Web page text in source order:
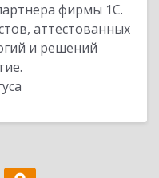
фирмы 1С.
аттестованных
и решений